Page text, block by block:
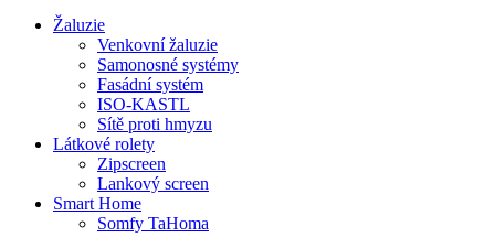
Žaluzie
Venkovní žaluzie
Samonosné systémy
Fasádní systém
ISO-KASTL
Sítě proti hmyzu
Látkové rolety
Zipscreen
Lankový screen
Smart Home
Somfy TaHoma